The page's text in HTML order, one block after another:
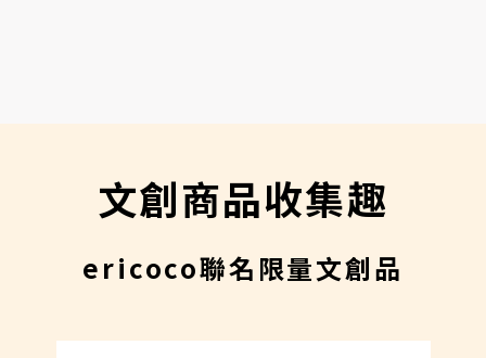
文創商品收集趣
ericoco聯名限量文創品